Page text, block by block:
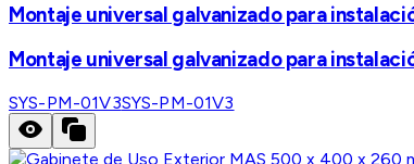
Montaje universal galvanizado para
Montaje universal galvanizado para
SYS-PM-01V3SYS-PM-01V3